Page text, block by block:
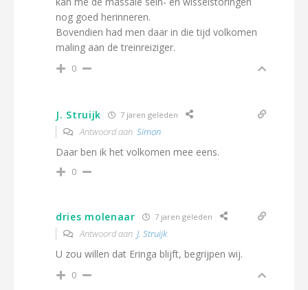
nog goed herinneren.
Bovendien had men daar in die tijd volkomen
maling aan de treinreiziger.
0
J. Struijk 7 jaren geleden
Antwoord aan Simon
Daar ben ik het volkomen mee eens.
0
dries molenaar 7 jaren geleden
Antwoord aan J. Struijk
U zou willen dat Eringa blijft, begrijpen wij.
0